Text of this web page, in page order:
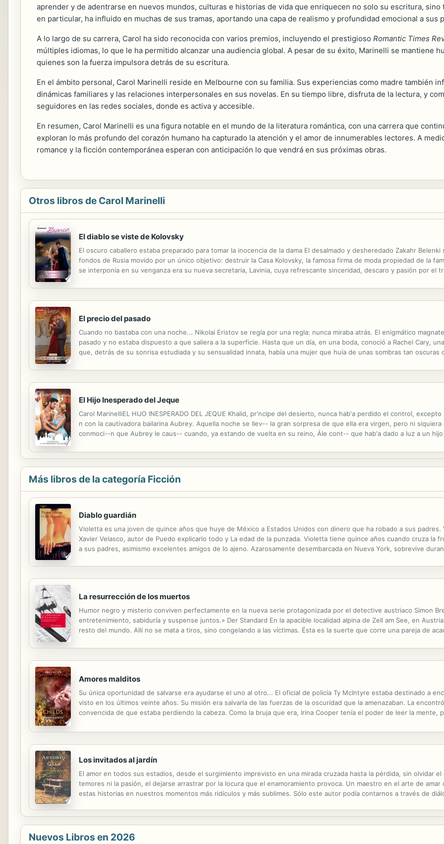
aprender y de adentrarse en nuevos mundos, culturas e historias de vida que enriquecen no solo su escritura,
en particular, ha influido en muchas de sus tramas, aportando una capa de realismo y profundidad emocional a sus
A lo largo de su carrera, Carol ha sido reconocida con varios premios, incluyendo el prestigioso Romantic Times
múltiples idiomas, lo que le ha permitido alcanzar una audiencia global. A pesar de su éxito, Marinelli se mantiene
quienes son la fuerza impulsora detrás de su escritura.
En el ámbito personal, Carol Marinelli reside en Melbourne con su familia. Sus experiencias como madre también
dinámicas familiares y las relaciones interpersonales en sus novelas. En su tiempo libre, disfruta de la lectura, y
seguidores en las redes sociales, donde es activa y accesible.
En resumen, Carol Marinelli es una figura notable en el mundo de la literatura romántica, con una carrera que
exploran lo más profundo del corazón humano ha capturado la atención y el amor de innumerables lectores. A
romance y la ficción contemporánea esperan con anticipación lo que vendrá en sus próximas obras.
Otros libros de Carol Marinelli
El diablo se viste de Kolovsky
El oscuro caballero estaba preparado para tomar la inocencia de la dama El desalmado y desheredado Zakahr
fondos de Rusia movido por un único objetivo: destruir la Casa Kolovsky, la famosa firma de moda propiedad de la
se interponía en su venganza era su nueva secretaria, Lavinia, cuya refrescante sinceridad, descaro y pasión por el
El precio del pasado
Cuando no bastaba con una noche... Nikolai Eristov se regía por una regla: nunca miraba atrás. El enigmático
pasado y no estaba dispuesto a que saliera a la superficie. Hasta que un día, en una boda, conoció a Rachel Cary,
que, detrás de su sonrisa estudiada y su sensualidad innata, había una mujer que huía de unas sombras tan oscuras
El Hijo Inesperado del Jeque
Carol MarinelliEL HIJO INESPERADO DEL JEQUE Khalid, pr'ncipe del desierto, nunca hab'a perdido el control,
n con la cautivadora bailarina Aubrey. Aquella noche se llev-- la gran sorpresa de que ella era virgen, pero ni
conmoci--n que Aubrey le caus-- cuando, ya estando de vuelta en su reino, Ále cont-- que hab'a dado a luz a un
Más libros de la categoría Ficción
Diablo guardián
Violetta es una joven de quince años que huye de México a Estados Unidos con dinero que ha robado a sus padres.
Xavier Velasco, autor de Puedo explicarlo todo y La edad de la punzada. Violetta tiene quince años cuando cruza la
a sus padres, asimismo excelentes amigos de lo ajeno. Azarosamente desembarcada en Nueva York, sobrevive
La resurrección de los muertos
Humor negro y misterio conviven perfectamente en la nueva serie protagonizada por el detective austriaco Simon
entretenimiento, sabiduría y suspense juntos.» Der Standard En la apacible localidad alpina de Zell am See, en
resto del mundo. Allí no se mata a tiros, sino congelando a las víctimas. Ésta es la suerte que corre una pareja de
Amores malditos
Su única oportunidad de salvarse era ayudarse el uno al otro... El oficial de policía Ty McIntyre estaba destinado a
visto en los últimos veinte años. Su misión era salvarla de las fuerzas de la oscuridad que la amenazaban. La
convencida de que estaba perdiendo la cabeza. Como la bruja que era, Irina Cooper tenía el poder de leer la mente,
Los invitados al jardín
El amor en todos sus estadios, desde el surgimiento imprevisto en una mirada cruzada hasta la pérdida, sin olvidar
temores ni la pasión, el dejarse arrastrar por la locura que el enamoramiento provoca. Un maestro en el arte de
estas historias en nuestros momentos más ridículos y más sublimes. Sólo este autor podía contarnos a través de
Nuevos Libros en 2026